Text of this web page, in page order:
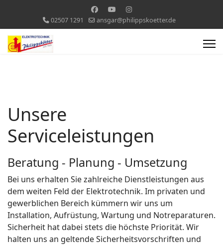
02507 1291 ansgar@philippskoetter.de
Unsere
Serviceleistungen
Beratung - Planung - Umsetzung
Bei uns erhalten Sie zahlreiche Dienstleistungen aus
dem weiten Feld der Elektrotechnik. Im privaten und
gewerblichen Bereich kümmern wir uns um
Installation, Aufrüstung, Wartung und Notreparaturen.
Sicherheit hat dabei stets die höchste Priorität. Wir
halten uns an geltende Sicherheitsvorschriften und